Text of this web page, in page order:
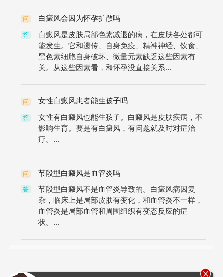
问 白癜风会因为怀孕扩散吗
答
白癜风是皮肤局部色素减退的病，在皮肤各处都可
能发生。它和遗传、自身免疫、精神神经、饮食、
黑色素细胞自身破坏、微量元素缺乏这些因素有
关。从这些因素看，和怀孕没直接关系...
问 女性白癜风患者能生孩子吗
答
女性有白癜风也能生孩子。白癜风是皮肤疾病，不
影响生育。要是有白癜风，有问题就及时对症治
疗。...
问 节段型白癜风是血管炎吗
答
节段型白癜风不是血管炎导致的。白癜风病因复
杂，临床上是局部皮肤有变化，和血管炎不一样，
血管炎是局部血管和周围组织有变态反应的症
状。...